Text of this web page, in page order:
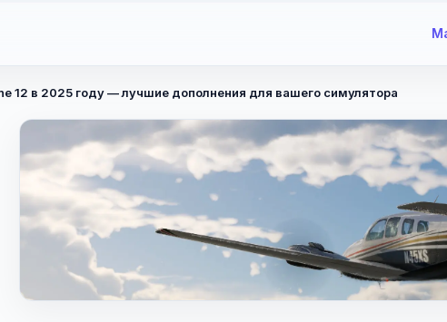
12 в 2025 году — лучшие дополнения для вашего симулятора